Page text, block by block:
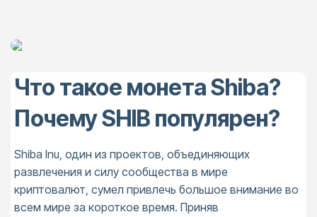
Что такое монета Shiba?
Почему SHIB популярен?
Shiba Inu, один из проектов, объединяющих
развлечения и силу сообщества в мире
криптовалют, сумел привлечь большое внимание во
всем мире за короткое время. Приняв